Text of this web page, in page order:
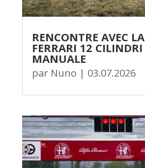
RENCONTRE AVEC LA
FERRARI 12 CILINDRI
MANUALE
par Nuno | 03.07.2026